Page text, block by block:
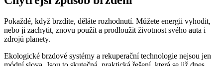
Pokaždé, když brzdíte, děláte rozhodnutí. Můžete energii vyhodit,
nebo ji zachytit, znovu použít a prodloužit životnost svého auta i
zdrojů planety.
Ekologické brzdové systémy a rekuperační technologie nejsou jen